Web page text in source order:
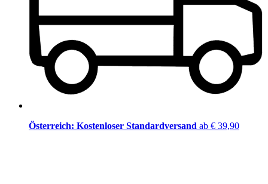
Österreich: Kostenloser Standardversand ab € 39,90